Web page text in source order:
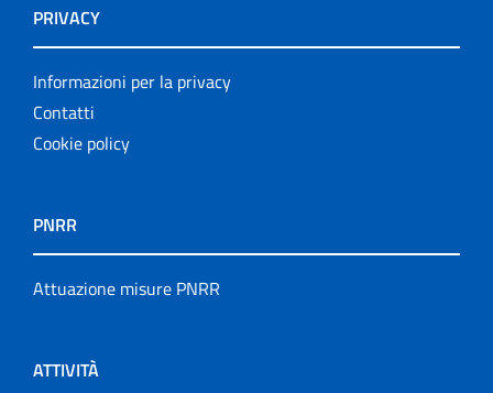
PRIVACY
Informazioni per la privacy
Contatti
Cookie policy
PNRR
Attuazione misure PNRR
ATTIVITÀ